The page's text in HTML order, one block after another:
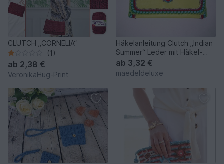
CLUTCH „CORNELIA“
(1)
ab 2,38 €
VeronikaHug-Print
Häkelanleitung Clutch „Indian
Summer“ Leder mit Häkel-
Details
ab 3,32 €
maedeldeluxe